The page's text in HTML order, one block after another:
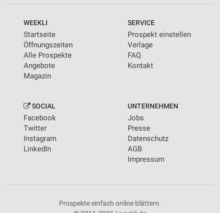
WEEKLI
Startseite
Öffnungszeiten
Alle Prospekte
Angebote
Magazin
SERVICE
Prospekt einstellen
Verlage
FAQ
Kontakt
SOCIAL
Facebook
Twitter
Instagram
LinkedIn
UNTERNEHMEN
Jobs
Presse
Datenschutz
AGB
Impressum
Prospekte einfach online blättern.